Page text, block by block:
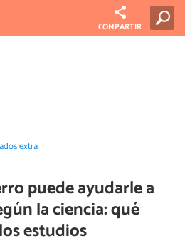
COMPARTIR
extra
puede ayudarle a
la ciencia: qué
estudios